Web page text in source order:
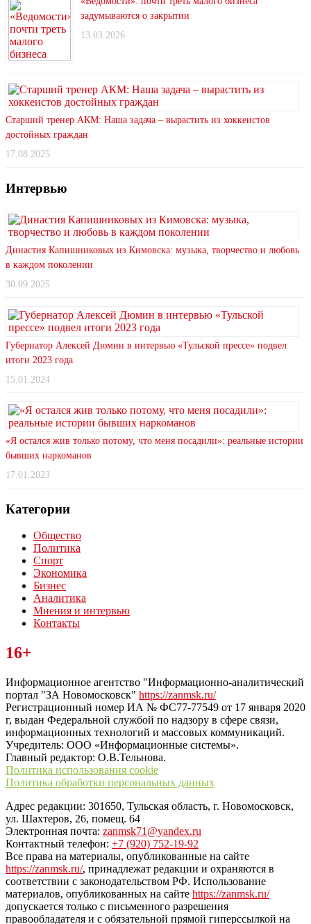
задумываются о закрытии
13.03.2026
Старший тренер АКМ: Наша задача – вырастить из хоккеистов
достойных граждан
17.08.2025
Интервью
Династия Капишниковых из Кимовска: музыка, творчество и любовь
в каждом поколении
30.09.2025
Губернатор Алексей Дюмин в интервью «Тульской прессе» подвел
итоги 2023 года
15.01.2024
«Я остался жив только потому, что меня посадили»: реальные истории
бывших наркоманов
17.01.2023
Категории
Общество
Политика
Спорт
Экономика
Бизнес
Аналитика
Мнения и интервью
Контакты
Читайте последние новости дня в Тульской области на сайте
“ЗаНовомосковск”
16+
Информационное агентство "Информационно-аналитический
портал "ЗА Новомосковск" https://zanmsk.ru/
Регистрационный номер ИА № ФС77-77549 от 17 января 2020
г, выдан Федеральной службой по надзору в сфере связи,
информационных технологий и массовых коммуникаций.
Учредитель: ООО «Информационные системы».
Главный редактор: О.В.Тельнова.
Политика использования cookie
Политика обработки персональных данных
Адрес редакции: 301650, Тульская область, г. Новомосковск,
ул. Шахтеров, 26, помещ. 64
Электронная почта: zanmsk71@yandex.ru
Контактный телефон: +7 (920) 752-19-92
Все права на материалы, опубликованные на сайте
https://zanmsk.ru/, принадлежат редакции и охраняются в
соответствии с законодательством РФ. Использование
материалов, опубликованных на сайте https://zanmsk.ru/
допускается только с письменного разрешения
правообладателя и с обязательной прямой гиперссылкой на